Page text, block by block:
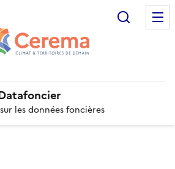
les données foncières